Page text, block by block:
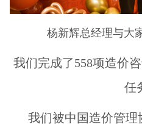
杨新辉总经理与大
我们完成了558项造价
任
我们被中国造价管